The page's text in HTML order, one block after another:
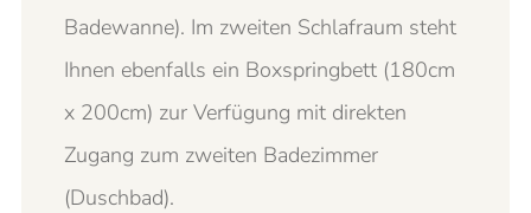
Badewanne). Im zweiten Schlafraum steht
Ihnen ebenfalls ein Boxspringbett (180cm
x 200cm) zur Verfügung mit direkten
Zugang zum zweiten Badezimmer
(Duschbad).